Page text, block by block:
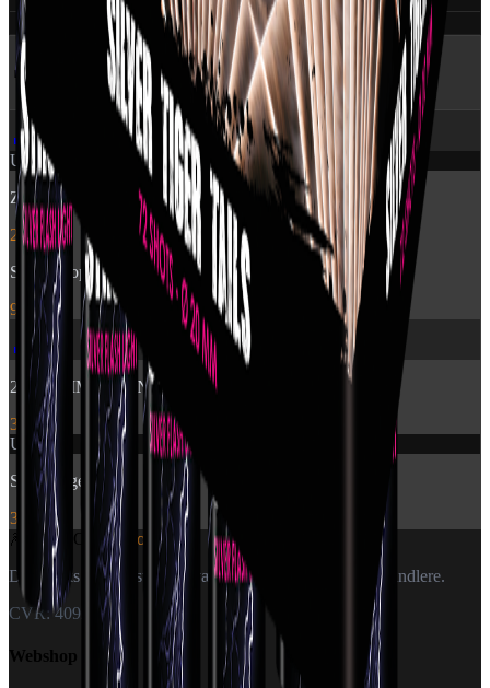
🔥 Flere produkter fra Pyroshow
🎆
Udsolgt
Zensation: Brocade Crown
249 kr.
Stroboscope 60sec
99 kr.
🎆
2840 - TIME RAIN WILLOW CROSSETTE FAN
399 kr.
Udsolgt
Silver Tiger Tails
399 kr.
🎆
World Of
Fireworks
Danmarks specialister i fyrværkeri — til private og forhandlere.
CVR: 40926151
Webshop